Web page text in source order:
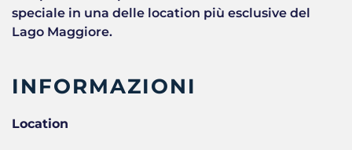
speciale in una delle location più esclusive del
Lago Maggiore.
INFORMAZIONI
Location